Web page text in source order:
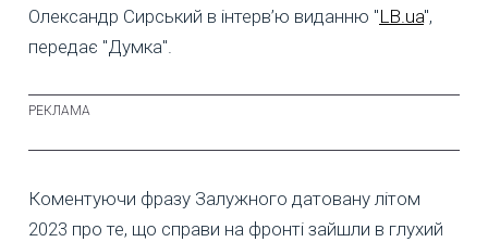
Олександр Сирський в інтерв’ю виданню "LB.ua",
передає "Думка".
Коментуючи фразу Залужного датовану літом
2023 про те, що справи на фронті зайшли в глухий